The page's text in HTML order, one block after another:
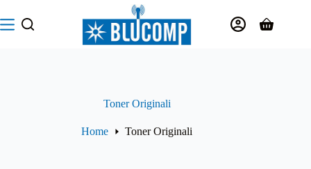
al
contenuto
Carrello
Toner Originali
Home Toner Originali